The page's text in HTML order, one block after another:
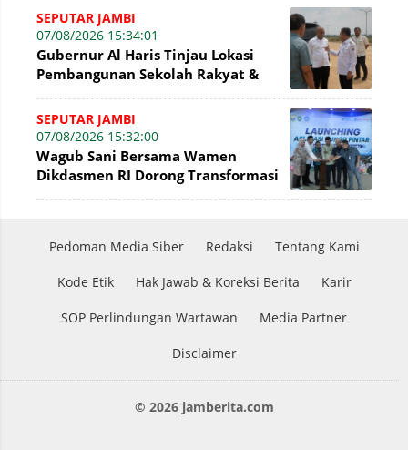
SEPUTAR JAMBI
07/08/2026 15:34:01
Gubernur Al Haris Tinjau Lokasi
Pembangunan Sekolah Rakyat &
Green City
SEPUTAR JAMBI
07/08/2026 15:32:00
Wagub Sani Bersama Wamen
Dikdasmen RI Dorong Transformasi
Pedoman Media Siber Redaksi Tentang Kami
Kode Etik Hak Jawab & Koreksi Berita Karir
SOP Perlindungan Wartawan Media Partner
Disclaimer
© 2026 jamberita.com